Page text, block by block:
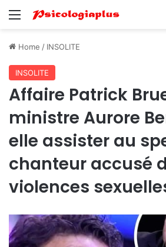
Menu
Home / INSOLITE
INSOLITE
Affaire Patrick
ministre Aurore
elle assister au
chanteur accusé
violences